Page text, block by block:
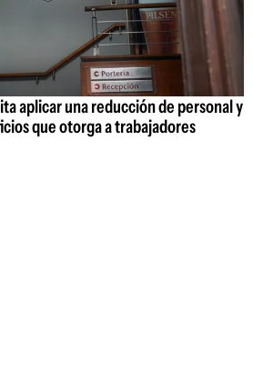
aplicar una reducción de personal y
que otorga a trabajadores